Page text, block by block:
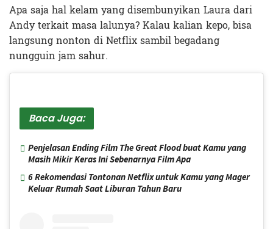
Apa saja hal kelam yang disembunyikan Laura dari
Andy terkait masa lalunya? Kalau kalian kepo, bisa
langsung nonton di Netflix sambil begadang
nungguin jam sahur.
Baca Juga:
Penjelasan Ending Film The Great Flood buat Kamu yang
Masih Mikir Keras Ini Sebenarnya Film Apa
6 Rekomendasi Tontonan Netflix untuk Kamu yang Mager
Keluar Rumah Saat Liburan Tahun Baru